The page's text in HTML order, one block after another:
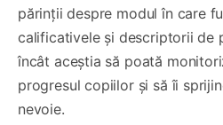
părinții despre modul în care
calificativele și descriptorii de
încât aceștia să poată
progresul copiilor și să îi
nevoie.